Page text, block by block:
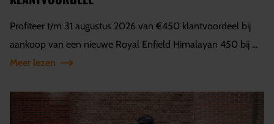
Profiteer t/m 31 augustus 2026 van €450 klantvoordeel bij
aankoop van een nieuwe Royal Enfield Himalayan 450 bij ...
Meer lezen